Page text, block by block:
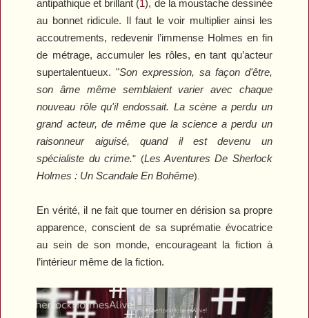
antipathique et brillant (1), de la moustache dessinée
au bonnet ridicule. Il faut le voir multiplier ainsi les
accoutrements, redevenir l’immense Holmes en fin
de métrage, accumuler les rôles, en tant qu’acteur
supertalentueux. "Son expression, sa façon d'être,
son âme même semblaient varier avec chaque
nouveau rôle qu'il endossait. La scène a perdu un
grand acteur, de même que la science a perdu un
raisonneur aiguisé, quand il est devenu un
spécialiste du crime." (Les Aventures De Sherlock
Holmes : Un Scandale En Bohême).
En vérité, il ne fait que tourner en dérision sa propre
apparence, conscient de sa suprématie évocatrice
au sein de son monde, encourageant la fiction à
l’intérieur même de la fiction.